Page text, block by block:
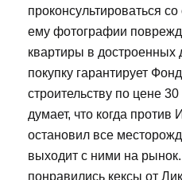
проконсультироваться
ему фотографии
квартиры в достроенных
покупку гарантирует
строительству по цене
думает, что когда
остановил все
выходит с ними на
понравились кексы от